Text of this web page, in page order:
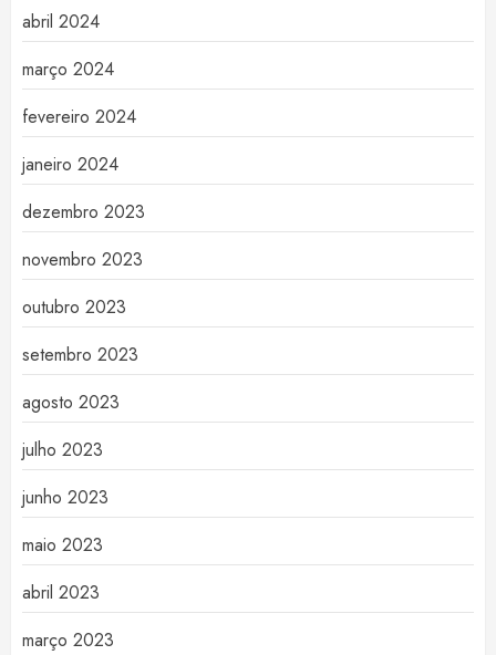
abril 2024
março 2024
fevereiro 2024
janeiro 2024
dezembro 2023
novembro 2023
outubro 2023
setembro 2023
agosto 2023
julho 2023
junho 2023
maio 2023
abril 2023
março 2023